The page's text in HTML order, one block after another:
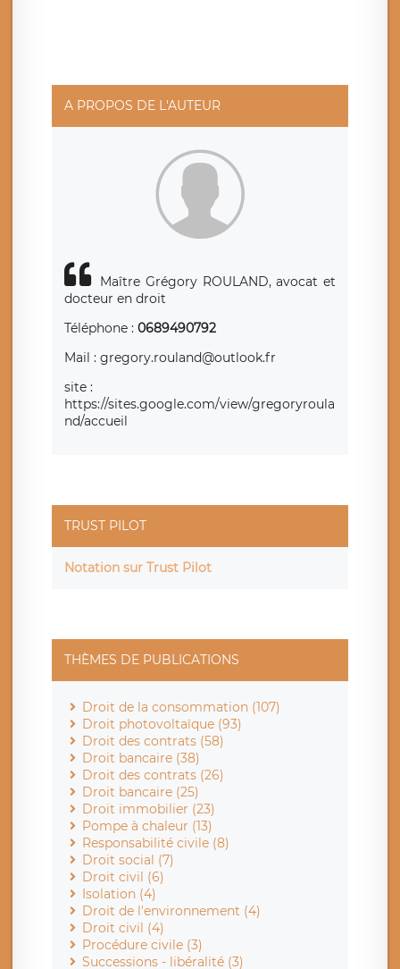
rue Léopold Sédar Senghor, joignable à l’adresse mail :
responsabledetraitement@legavox.fr. Vous avez
également le droit d’introduire une réclamation auprès
d’une autorité de contrôle.
A PROPOS DE L'AUTEUR
Maître Grégory ROULAND, avocat et
docteur en droit
Téléphone : 0689490792
Mail : gregory.rouland@outlook.fr
site :
https://sites.google.com/view/gregoryroula
nd/accueil
TRUST PILOT
Notation sur Trust Pilot
THÈMES DE PUBLICATIONS
Droit de la consommation (107)
Droit photovoltaïque (93)
Droit des contrats (58)
Droit bancaire (38)
Droit des contrats (26)
Droit bancaire (25)
Droit immobilier (23)
Pompe à chaleur (13)
Responsabilité civile (8)
Droit social (7)
Droit civil (6)
Isolation (4)
Droit de l'environnement (4)
Droit civil (4)
Procédure civile (3)
Successions - libéralité (3)